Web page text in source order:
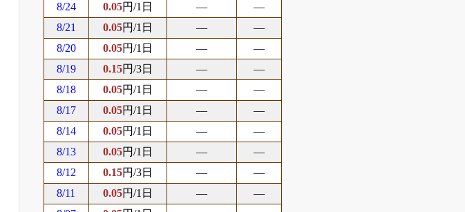
8/24
0.05円/1日 ―
―
8/21
0.05円/1日 ―
―
8/20
0.05円/1日 ―
―
8/19
0.15円/3日 ―
―
8/18
0.05円/1日 ―
―
8/17
0.05円/1日 ―
―
8/14
0.05円/1日 ―
―
8/13
0.05円/1日 ―
―
8/12
0.15円/3日 ―
―
8/11
0.05円/1日 ―
―